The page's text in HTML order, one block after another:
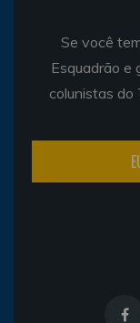
Se você
Esquadrão e
colunistas do